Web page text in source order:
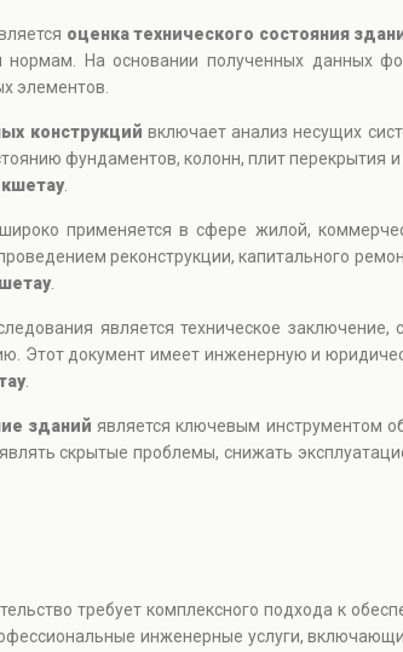
оценка технического состояния
нормам. На основании полученных данных
элементов.
конструкций включает анализ несущих
фундаментов, колонн, плит перекрытия
.
применяется в сфере жилой,
реконструкции, капитального
.
является техническое
Этот документ имеет инженерную и
.
зданий является ключевым инструментом
скрытые проблемы, снижать
требует комплексного подхода к
инженерные услуги,